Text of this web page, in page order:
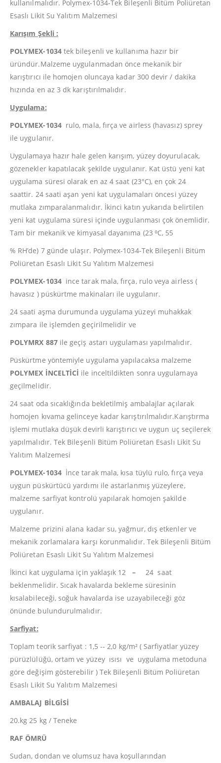
kullanılmalıdır. Polymex-1034-Tek Bileşenli Bitüm Poliüretan
Esaslı Likit Su Yalıtım Malzemesi
Karışım Şekli :
POLYMEX-1034tek bileşenli ve kullanıma hazır bir
üründür.Malzeme uygulanmadan önce mekanik bir
karıştırıcı ile homojen oluncaya kadar 300 devir / dakika
hızında en az 3 dk karıştırılmalıdır.
Uygulama:
POLYMEX-1034rulo, mala, fırça ve airless (havasız) sprey
ile uygulanır.
Uygulamaya hazır hale gelen karışım, yüzey doyurulacak,
gözenekler kapatılacak şekilde uygulanır. Kat üstü yeni kat
uygulama süresi olarak en az 4 saat (23°C), en çok 24
saattir. 24 saati aşan yeni kat uygulamaları öncesi yüzey
mutlaka zımparalanmalıdır. İkinci katın yukarıda belirtilen
yeni kat uygulama süresi içinde uygulanması çok önemlidir.
Tam bir mekanik ve kimyasal dayanıma (23 ⁰C, 55
% RH’de) 7 günde ulaşır. Polymex-1034-Tek Bileşenli Bitüm
Poliüretan Esaslı Likit Su Yalıtım Malzemesi
POLYMEX-1034ince tarak mala, fırça, rulo veya airless (
havasız ) püskürtme makinaları ile uygulanır.
24 saati aşma durumunda uygulama yüzeyi muhakkak
zımpara ile işlemden geçirilmelidir ve
POLYMRX 887 ile geçiş astarı uygulaması yapılmalıdır.
Püskürtme yöntemiyle uygulama yapılacaksa malzeme
POLYMEX İNCELTİCİ ile inceltildikten sonra uygulamaya
geçilmelidir.
24 saat oda sıcaklığında bekletilmiş ambalajlar açılarak
homojen kıvama gelinceye kadar karıştırılmalıdır.Karıştırma
işlemi mutlaka düşük devirli karıştırıcı ve uygun uç seçilerek
yapılmalıdır. Tek Bileşenli Bitüm Poliüretan Esaslı Likit Su
Yalıtım Malzemesi
POLYMEX-1034İnce tarak mala, kısa tüylü rulo, fırça veya
uygun püskürtücü yardımı ile astarlanmış yüzeylere,
malzeme sarfiyat kontrolü yapılarak homojen şakilde
uygulanır.
Malzeme prizini alana kadar su, yağmur, dış etkenler ve
mekanik zorlamalara karşı korunmalıdır. Tek Bileşenli Bitüm
Poliüretan Esaslı Likit Su Yalıtım Malzemesi
İkinci kat uygulama için yaklaşık 12 –
24 saat
beklenmelidir. Sıcak havalarda bekleme süresinin
kısalabileceği, soğuk havalarda ise uzayabileceği göz
önünde bulundurulmalıdır.
Sarfiyat:
Toplam teorik sarfiyat : 1,5 -­‐ 2,0 kg/m² ( Sarfiyatlar yüzey
pürüzlülüğü, ortam ve yüzey ısısı ve uygulama metoduna
göre değişim gösterebilir ) Tek Bileşenli Bitüm Poliüretan
Esaslı Likit Su Yalıtım Malzemesi
AMBALAJ BİLGİSİ
20.kg 25 kg / Teneke
RAF ÖMRÜ
Sudan, dondan ve olumsuz hava koşullarından